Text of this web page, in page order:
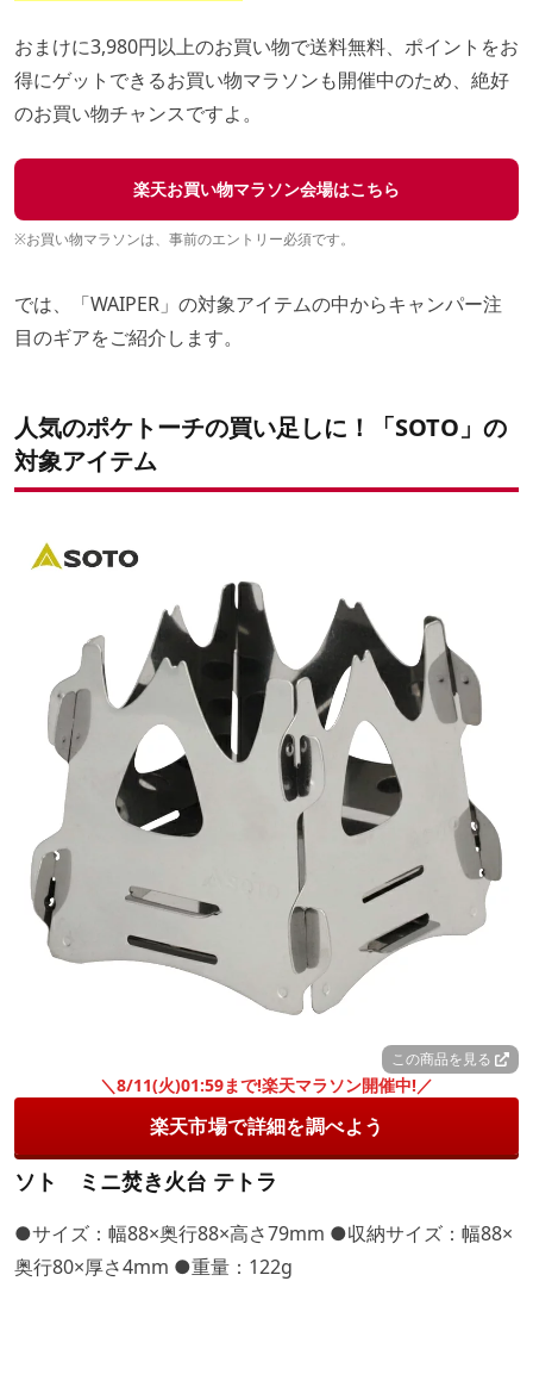
おまけに3,980円以上のお買い物で送料無料、ポイントをお
得にゲットできるお買い物マラソンも開催中のため、絶好
のお買い物チャンスですよ。
楽天お買い物マラソン会場はこちら
※お買い物マラソンは、事前のエントリー必須です。
では、「WAIPER」の対象アイテムの中からキャンパー注
目のギアをご紹介します。
人気のポケトーチの買い足しに！「SOTO」の
対象アイテム
この商品を見る
＼8/11(火)01:59まで!楽天マラソン開催中!／
楽天市場で詳細を調べよう
ソト ミニ焚き火台 テトラ
●サイズ：幅88×奥行88×高さ79mm ●収納サイズ：幅88×
奥行80×厚さ4mm ●重量：122g